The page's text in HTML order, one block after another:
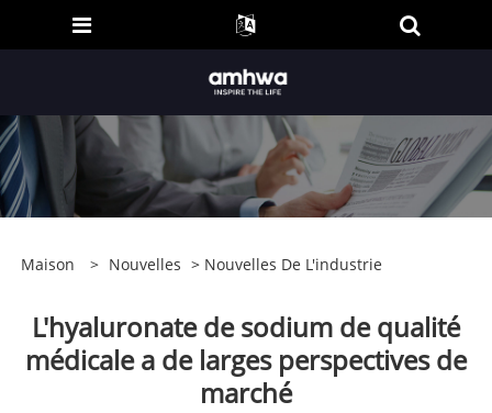
Maison > Nouvelles > Nouvelles De L'industrie
L'hyaluronate de sodium de qualité
médicale a de larges perspectives de
marché